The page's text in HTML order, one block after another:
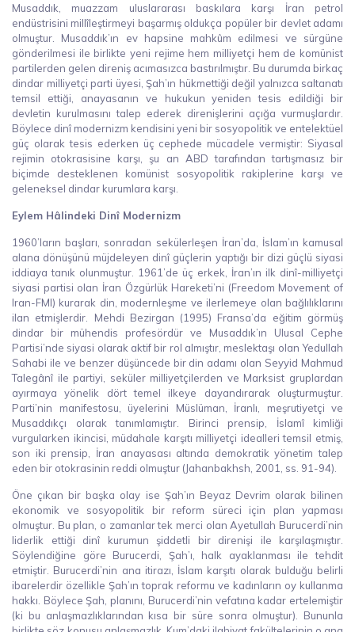
Musaddık, muazzam uluslararası baskılara karşı İran petrol
endüstrisini millîleştirmeyi başarmış oldukça popüler bir devlet adamı
olmuştur. Musaddık’ın ev hapsine mahkûm edilmesi ve sürgüne
gönderilmesi ile birlikte yeni rejime hem milliyetçi hem de komünist
partilerden gelen direniş acımasızca bastırılmıştır. Bu durumda birkaç
dindar milliyetçi parti üyesi, Şah’ın hükmettiği değil yalnızca saltanatı
temsil ettiği, anayasanın ve hukukun yeniden tesis edildiği bir
devletin kurulmasını talep ederek direnişlerini açığa vurmuşlardır.
Böylece dinî modernizm kendisini yeni bir sosyopolitik ve entelektüel
güç olarak tesis ederken üç cephede mücadele vermiştir: Siyasal
rejimin otokrasisine karşı, şu an ABD tarafından tartışmasız bir
biçimde desteklenen komünist sosyopolitik rakiplerine karşı ve
geleneksel dindar kurumlara karşı.
Eylem Hâlindeki Dinî Modernizm
1960’ların başları, sonradan sekülerleşen İran’da, İslam’ın kamusal
alana dönüşünü müjdeleyen dinî güçlerin yaptığı bir dizi güçlü siyasi
iddiaya tanık olunmuştur. 1961’de üç erkek, İran’ın ilk dinî-milliyetçi
siyasi partisi olan İran Özgürlük Hareketi’ni (Freedom Movement of
Iran-FMI) kurarak din, modernleşme ve ilerlemeye olan bağlılıklarını
ilan etmişlerdir. Mehdi Bezirgan (1995) Fransa’da eğitim görmüş
dindar bir mühendis profesördür ve Musaddık’ın Ulusal Cephe
Partisi’nde siyasi olarak aktif bir rol almıştır, meslektaşı olan Yedullah
Sahabi ile ve benzer düşüncede bir din adamı olan Seyyid Mahmud
Talegânî ile partiyi, seküler milliyetçilerden ve Marksist gruplardan
ayırmaya yönelik dört temel ilkeye dayandırarak oluşturmuştur.
Parti’nin manifestosu, üyelerini Müslüman, İranlı, meşrutiyetçi ve
Musaddıkçı olarak tanımlamıştır. Birinci prensip, İslamî kimliği
vurgularken ikincisi, müdahale karşıtı milliyetçi idealleri temsil etmiş,
son iki prensip, İran anayasası altında demokratik yönetim talep
eden bir otokrasinin reddi olmuştur (Jahanbakhsh, 2001, ss. 91-94).
Öne çıkan bir başka olay ise Şah’ın Beyaz Devrim olarak bilinen
ekonomik ve sosyopolitik bir reform süreci için plan yapması
olmuştur. Bu plan, o zamanlar tek merci olan Ayetullah Burucerdi’nin
liderlik ettiği dinî kurumun şiddetli bir direnişi ile karşılaşmıştır.
Söylendiğine göre Burucerdi, Şah’ı, halk ayaklanması ile tehdit
etmiştir. Burucerdi’nin ana itirazı, İslam karşıtı olarak bulduğu belirli
ibarelerdir özellikle Şah’ın toprak reformu ve kadınların oy kullanma
hakkı. Böylece Şah, planını, Burucerdi’nin vefatına kadar ertelemiştir
(ki bu anlaşmazlıklarından kısa bir süre sonra olmuştur). Bununla